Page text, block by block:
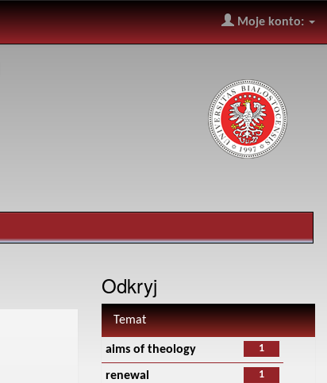
Moje konto:
Odkryj
Temat
1
aims of theology
1
renewal